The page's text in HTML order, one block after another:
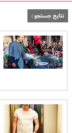
نتایج جستجو :